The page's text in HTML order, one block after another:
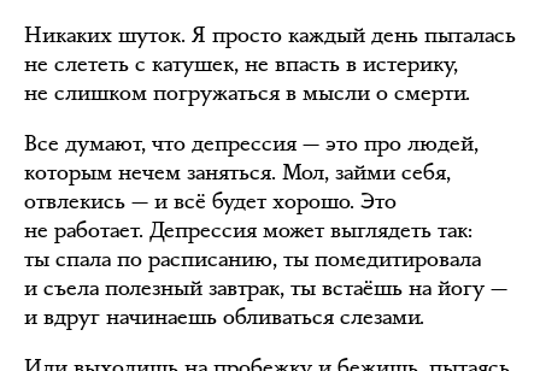
Никаких шуток. Я просто каждый день пыталась
не слететь с катушек, не впасть в истерику,
не слишком погружаться в мысли о смерти.
Все думают, что депрессия — это про людей,
которым нечем заняться. Мол, займи себя,
отвлекись — и всё будет хорошо. Это
не работает. Депрессия может выглядеть так:
ты спала по расписанию, ты помедитировала
и съела полезный завтрак, ты встаёшь на йогу —
и вдруг начинаешь обливаться слезами.